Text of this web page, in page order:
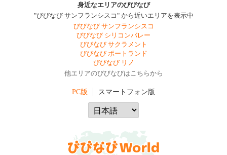
身近なエリアのびびなび
"びびなび サンフランシスコ" から近いエリアを表示中
びびなび サンフランシスコ
びびなび シリコンバレー
びびなび サクラメント
びびなび ポートランド
びびなび リノ
他エリアのびびなびはこちらから
PC版 スマートフォン版